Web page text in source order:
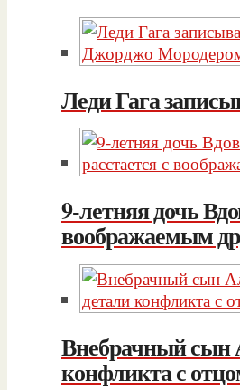
Леди Гага
9-летняя дочь
воображаемым
Внебрачный сын
конфликта с